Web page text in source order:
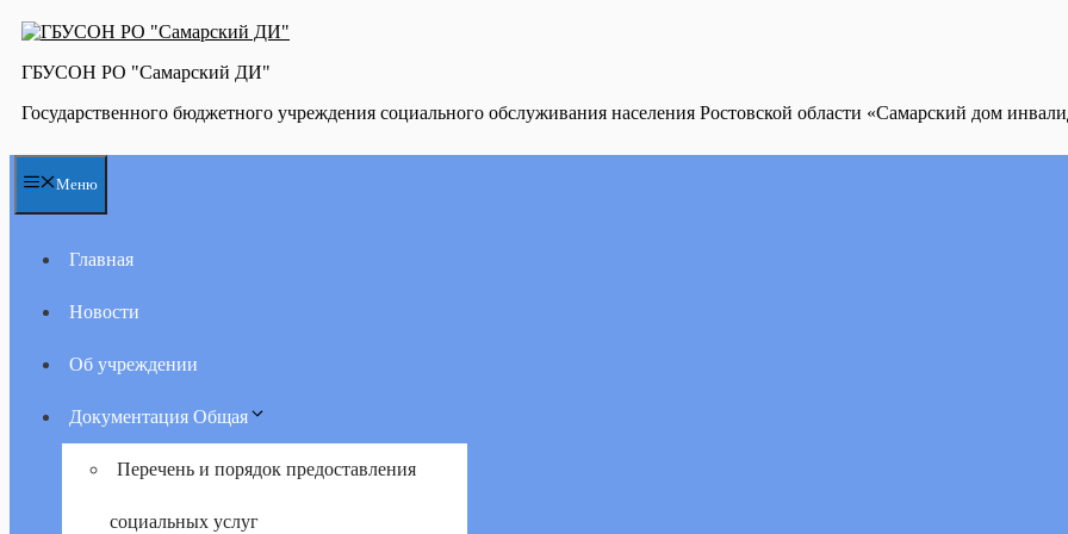
Перейти
содержимому
ГБУСОН РО "Самарский ДИ"
Государственного бюджетного учреждения социального обслуживания населения Ростовской области «Самарский дом
Меню
Главная
Новости
Об учреждении
Документация Общая
Перечень и порядок предоставления
социальных услуг